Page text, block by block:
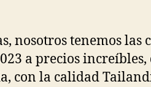
nosotros tenemos las
a precios increíbles,
con la calidad